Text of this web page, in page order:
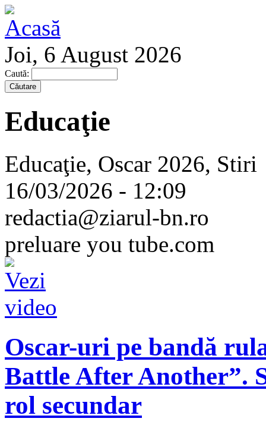
Joi, 6 August 2026
Caută:
Educaţie
Educaţie, Oscar 2026, Stiri
16/03/2026 - 12:09
redactia@ziarul-bn.ro
preluare you tube.com
Oscar-uri pe bandă
Battle After Another”.
rol secundar